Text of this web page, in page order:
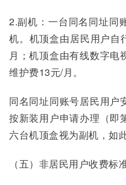
2.副机：一台同名同址同
机。机顶盒由居民用户自
月；机顶盒由有线数字电
维护费13元/月。
同名同址同账号居民用户
按新装用户申请办理（即
六台机顶盒视为副机，如
（五）非居民用户收费标